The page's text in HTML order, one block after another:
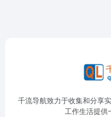
千流导航致力于收集和分享
工作生活提供